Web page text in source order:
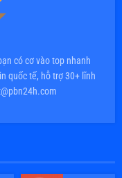
có cơ vào top nhanh
quốc tế, hỗ trợ 30+ lĩnh